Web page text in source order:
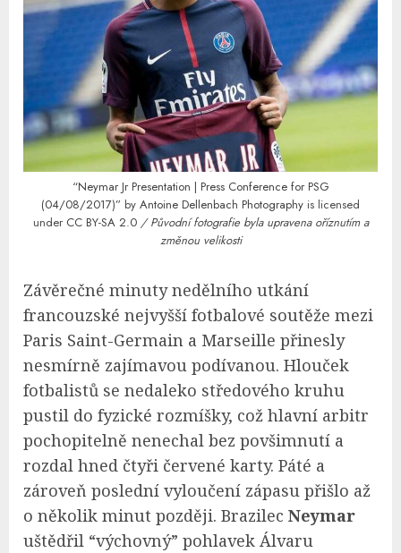
“Neymar Jr Presentation | Press Conference for PSG
(04/08/2017)” by Antoine Dellenbach Photography is licensed
under CC BY-SA 2.0 / Původní fotografie byla upravena oříznutím a
změnou velikosti
Závěrečné minuty nedělního utkání
francouzské nejvyšší fotbalové soutěže mezi
Paris Saint-Germain a Marseille přinesly
nesmírně zajímavou podívanou. Hlouček
fotbalistů se nedaleko středového kruhu
pustil do fyzické rozmíšky, což hlavní arbitr
pochopitelně nenechal bez povšimnutí a
rozdal hned čtyři červené karty. Páté a
zároveň poslední vyloučení zápasu přišlo až
o několik minut později. Brazilec Neymar
uštědřil “výchovný” pohlavek Álvaru